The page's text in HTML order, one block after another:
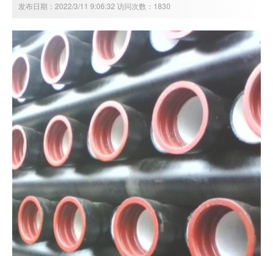
发布日期：2022/3/11 9:06:32 访问次数：1830